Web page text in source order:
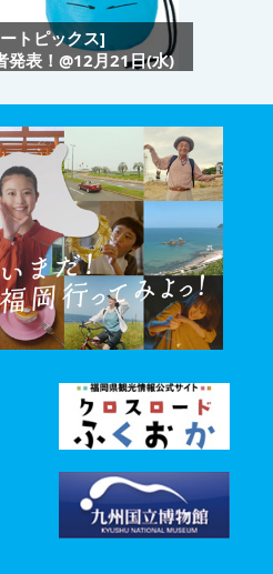
トピックス]
発表！@12月21日(水)